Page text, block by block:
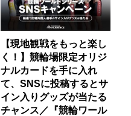
【現地観戦をもっと楽し
く！】競輪場限定オリジ
ナルカードを手に入れ
て、SNSに投稿するとサ
イン入りグッズが当たる
チャンス／『競輪ワール